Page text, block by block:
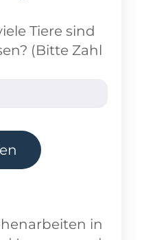
Tiere sind
(Bitte Zahl
in